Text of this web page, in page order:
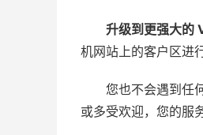
升级到更强大的
机网站上的客户区进
您也不会遇到任
或多受欢迎，您的服